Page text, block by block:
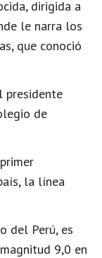
dirigida a
le narra los
que conoció
presidente
de
la línea
del Perú, es
9,0 en